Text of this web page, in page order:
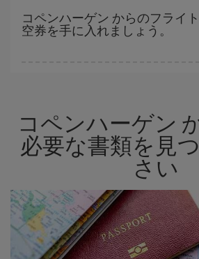
用意することで格安価格を保証しています
安値の航空券を取得できます。
コペンハーゲン からのフライ
空券を手に入れましょう。
は、Iberiaのキャンペーンのおすすめをご
航空券が必ず見つかります。
コペンハーゲン
必要な書類を見
さい